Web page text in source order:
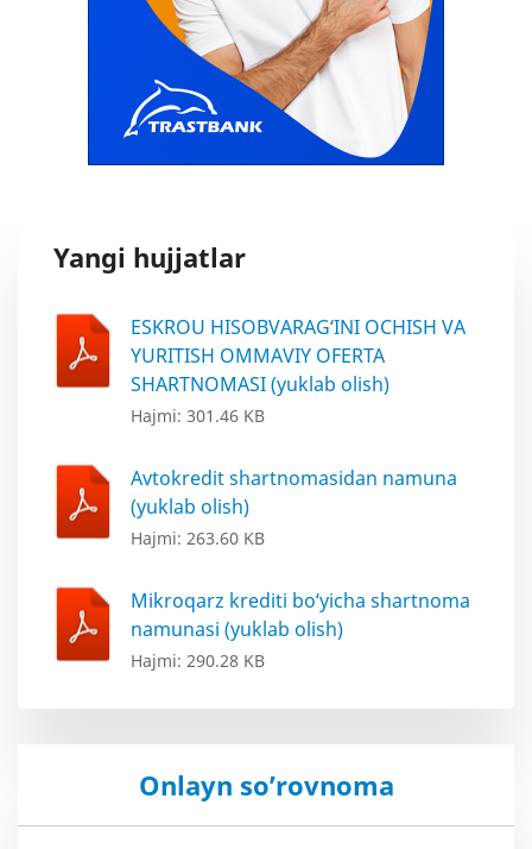
Yangi hujjatlar
ESKROU HISOBVARAG‘INI OCHISH VA
YURITISH OMMAVIY OFERTA
SHARTNOMASI (yuklab olish)
Hajmi: 301.46 KB
Avtokredit shartnomasidan namuna
(yuklab olish)
Hajmi: 263.60 KB
Mikroqarz krediti bo‘yicha shartnoma
namunasi (yuklab olish)
Hajmi: 290.28 KB
Onlayn so’rovnoma